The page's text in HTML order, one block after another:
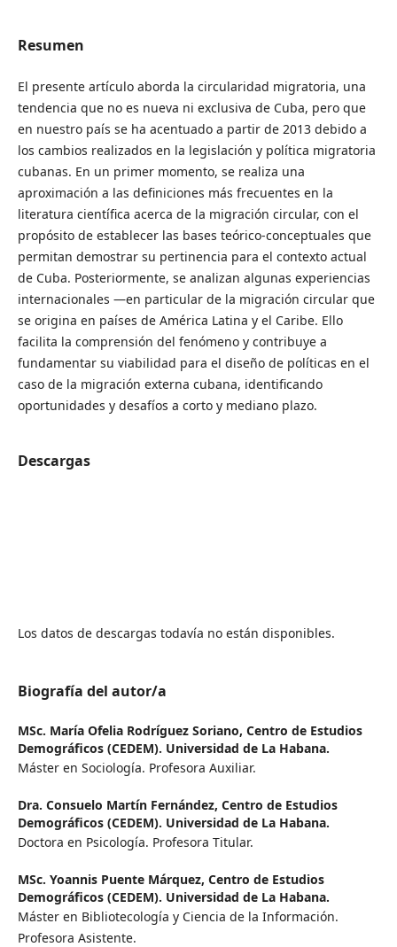
Resumen
El presente artículo aborda la circularidad migratoria, una
tendencia que no es nueva ni exclusiva de Cuba, pero que
en nuestro país se ha acentuado a partir de 2013 debido a
los cambios realizados en la legislación y política migratoria
cubanas. En un primer momento, se realiza una
aproximación a las definiciones más frecuentes en la
literatura científica acerca de la migración circular, con el
propósito de establecer las bases teórico-conceptuales que
permitan demostrar su pertinencia para el contexto actual
de Cuba. Posteriormente, se analizan algunas experiencias
internacionales ―en particular de la migración circular que
se origina en países de América Latina y el Caribe. Ello
facilita la comprensión del fenómeno y contribuye a
fundamentar su viabilidad para el diseño de políticas en el
caso de la migración externa cubana, identificando
oportunidades y desafíos a corto y mediano plazo.
Descargas
Los datos de descargas todavía no están disponibles.
Biografía del autor/a
MSc. María Ofelia Rodríguez Soriano, Centro de Estudios
Demográficos (CEDEM). Universidad de La Habana.
Máster en Sociología. Profesora Auxiliar.
Dra. Consuelo Martín Fernández, Centro de Estudios
Demográficos (CEDEM). Universidad de La Habana.
Doctora en Psicología. Profesora Titular.
MSc. Yoannis Puente Márquez, Centro de Estudios
Demográficos (CEDEM). Universidad de La Habana.
Máster en Bibliotecología y Ciencia de la Información.
Profesora Asistente.